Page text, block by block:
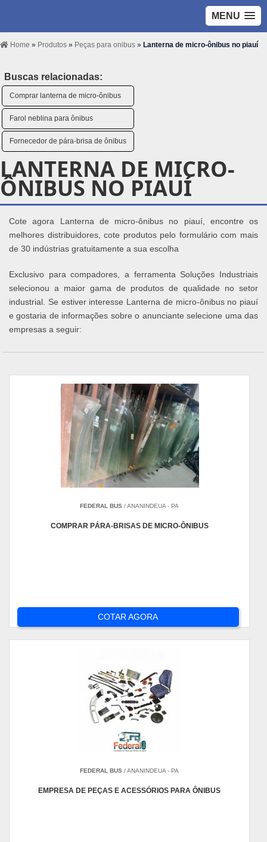
MENU
Home » Produtos » Peças para onibus » Lanterna de micro-ônibus no piauí
Buscas relacionadas:
Comprar lanterna de micro-ônibus
Farol neblina para ônibus
Fornecedor de pára-brisa de ônibus
LANTERNA DE MICRO-
ÔNIBUS NO PIAUÍ
Cote agora Lanterna de micro-ônibus no piauí, encontre os
melhores distribuidores, cote produtos pelo formulário com mais
de 30 indústrias gratuitamente a sua escolha
Exclusivo para compadores, a ferramenta Soluções Industriais
selecionou a maior gama de produtos de qualidade no setor
industrial. Se estiver interesse Lanterna de micro-ônibus no piauí
e gostaria de informações sobre o anunciante selecione uma das
empresas a seguir:
FEDERAL BUS / ANANINDEUA - PA
COMPRAR PÁRA-BRISAS DE MICRO-ÔNIBUS
COTAR AGORA
FEDERAL BUS / ANANINDEUA - PA
EMPRESA DE PEÇAS E ACESSÓRIOS PARA ÔNIBUS